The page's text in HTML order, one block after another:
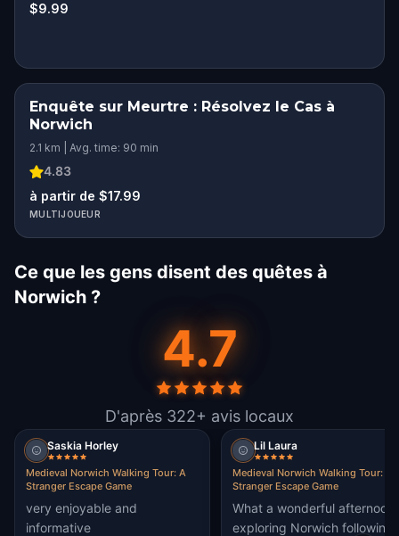
$9.99
Enquête sur Meurtre : Résolvez le Cas à
Norwich
2.1 km | Avg. time: 90 min
4.83
à partir de $17.99
MULTIJOUEUR
Ce que les gens disent des quêtes à
Norwich ?
4.7
D'après 322+ avis locaux
Saskia Horley
Medieval Norwich Walking Tour: A
Stranger Escape Game
very enjoyable and
informative
Lil Laura
Medieval Norwich Walking Tour: A
Stranger Escape Game
What a wonderful afternoon
exploring Norwich following